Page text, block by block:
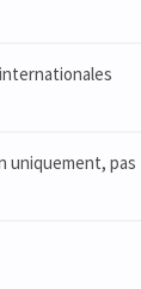
uniquement, pas